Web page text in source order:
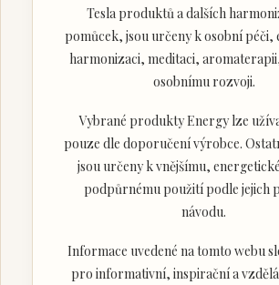
Tesla produktů a dalších
pomůcek, jsou určeny k osobní péči,
harmonizaci, meditaci,
osobnímu rozvoji.
Vybrané produkty Energy lze
pouze dle doporučení výrobce.
jsou určeny k vnějšímu,
podpůrnému použití podle jejich
návodu.
Informace uvedené na tomto webu
pro informativní, inspirační a